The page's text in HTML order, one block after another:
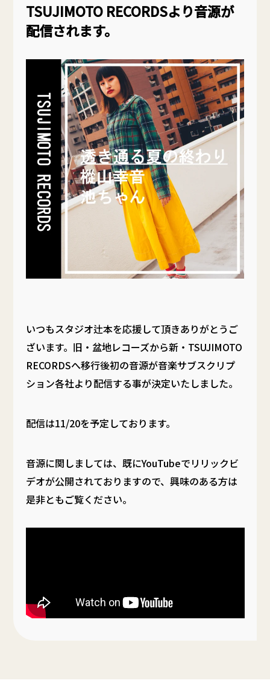
TSUJIMOTO RECORDSより音源が
配信されます。
いつもスタジオ辻本を応援して頂きありがとうご
ざいます。旧・盆地レコーズから新・TSUJIMOTO
RECORDSへ移行後初の音源が音楽サブスクリプ
ション各社より配信する事が決定いたしました。
配信は11/20を予定しております。
音源に関しましては、既にYouTubeでリリックビ
デオが公開されておりますので、興味のある方は
是非ともご覧ください。